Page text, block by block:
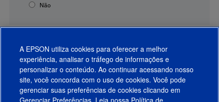
Não
A EPSON utiliza cookies para oferecer a melhor
experiência, analisar o tráfego de informações e
personalizar o conteúdo. Ao continuar acessando nosso
site, você concorda com o uso de cookies. Você pode
gerenciar suas preferências de cookies clicando em
Gerenciar Preferências. Leia nossa Política de